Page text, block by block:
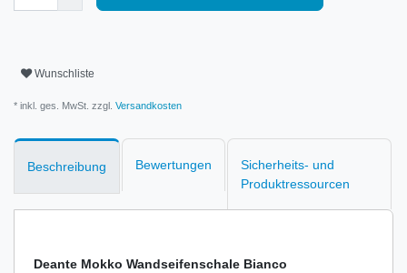
Wunschliste
* inkl. ges. MwSt. zzgl. Versandkosten
Beschreibung Bewertungen
Sicherheits- und
Produktressourcen
Deante Mokko Wandseifenschale Bianco